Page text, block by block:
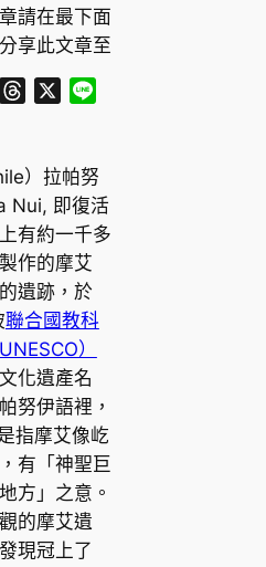
請在最下面
享此文章至
W
e
a
d
s
e
）拉帕努
Nui, 即復活
有約一千多
作的摩艾
遺跡，於
聯合國教科
）
化遺產名
努伊語裡，
指摩艾像屹
有「神聖巨
方」之意。
的摩艾遺
現冠上了